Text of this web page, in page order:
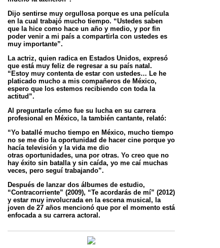
Dijo sentirse muy orgullosa porque es una película
en la cual trabajó mucho tiempo. “Ustedes saben
que la hice como hace un año y medio, y por fin
poder venir a mi país a compartirla con ustedes es
muy importante”.
La actriz, quien radica en Estados Unidos, expresó
que está muy feliz de regresar a su país natal.
“Estoy muy contenta de estar con ustedes… Le he
platicado mucho a mis compañeros de México,
espero que los estemos recibiendo con toda la
actitud”.
Al preguntarle cómo fue su lucha en su carrera
profesional en México, la también cantante, relató:
“Yo batallé mucho tiempo en México, mucho tiempo
no se me dio la oportunidad de hacer cine porque yo
hacía televisión y la vida me dio
otras oportunidades, una por otras. Yo creo que no
hay éxito sin batalla y sin caída, yo me caí muchas
veces, pero seguí trabajando”.
Después de lanzar dos álbumes de estudio,
“Contracorriente” (2009), “Te acordarás de mí” (2012)
y estar muy involucrada en la escena musical, la
joven de 27 años mencionó que por el momento está
enfocada a su carrera actoral.